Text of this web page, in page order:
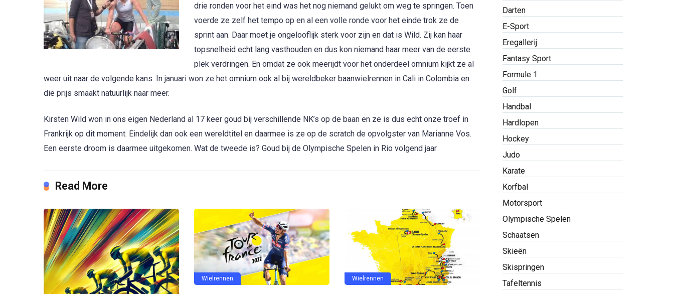
drie ronden voor het eind was het nog niemand gelukt om weg te springen. Toen
voerde ze zelf het tempo op en al een volle ronde voor het einde trok ze de
sprint aan. Daar moet je ongelooflijk sterk voor zijn en dat is Wild. Zij kan haar
topsnelheid echt lang vasthouden en dus kon niemand haar meer van de eerste
plek verdringen. En omdat ze ook meerijdt voor het onderdeel omnium kijkt ze al
weer uit naar de volgende kans. In januari won ze het omnium ook al bij wereldbeker baanwielrennen in Cali in Colombia en
die prijs smaakt natuurlijk naar meer.
Kirsten Wild won in ons eigen Nederland al 17 keer goud bij verschillende NK’s op de baan en ze is dus echt onze troef in
Frankrijk op dit moment. Eindelijk dan ook een wereldtitel en daarmee is ze op de scratch de opvolgster van Marianne Vos.
Een eerste droom is daarmee uitgekomen. Wat de tweede is? Goud bij de Olympische Spelen in Rio volgend jaar
Read More
Wielrennen Wielrennen
Darten
E-Sport
Eregallerij
Fantasy Sport
Formule 1
Golf
Handbal
Hardlopen
Hockey
Judo
Karate
Korfbal
Motorsport
Olympische Spelen
Schaatsen
Skieën
Skispringen
Tafeltennis